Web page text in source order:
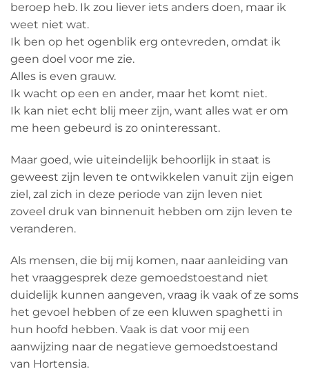
beroep heb. Ik zou liever iets anders doen, maar ik
weet niet wat.
Ik ben op het ogenblik erg ontevreden, omdat ik
geen doel voor me zie.
Alles is even grauw.
Ik wacht op een en ander, maar het komt niet.
Ik kan niet echt blij meer zijn, want alles wat er om
me heen gebeurd is zo oninteressant.
Maar goed, wie uiteindelijk behoorlijk in staat is
geweest zijn leven te ontwikkelen vanuit zijn eigen
ziel, zal zich in deze periode van zijn leven niet
zoveel druk van binnenuit hebben om zijn leven te
veranderen.
Als mensen, die bij mij komen, naar aanleiding van
het vraaggesprek deze gemoedstoestand niet
duidelijk kunnen aangeven, vraag ik vaak of ze soms
het gevoel hebben of ze een kluwen spaghetti in
hun hoofd hebben. Vaak is dat voor mij een
aanwijzing naar de negatieve gemoedstoestand
van Hortensia.